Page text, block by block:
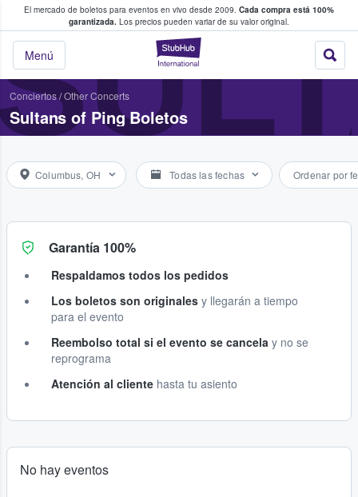
El mercado de boletos para eventos en vivo desde 2009. Cada compra está 100%
garantizada. Los precios pueden variar de su valor original.
StubHub: donde
Menú
fans compran y venden boletos
Conciertos/Other Concerts
Sultans of Ping Boletos
Columbus, OH Todas las fechas Ordenar por
Garantía 100%
Respaldamos todos los pedidos
Los boletos son originales y llegarán a tiempo
para el evento
Reembolso total si el evento se cancela y no se
reprograma
Atención al cliente hasta tu asiento
No hay eventos